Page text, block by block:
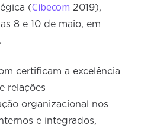
(Cibecom 2019),
8 e 10 de maio, em
certificam a excelência
relações
organizacional nos
e integrados,